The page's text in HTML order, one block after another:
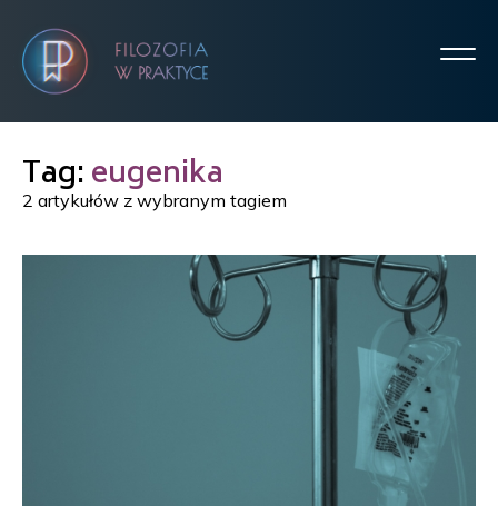
Tag:eugenika
2 artykułów z wybranym tagiem